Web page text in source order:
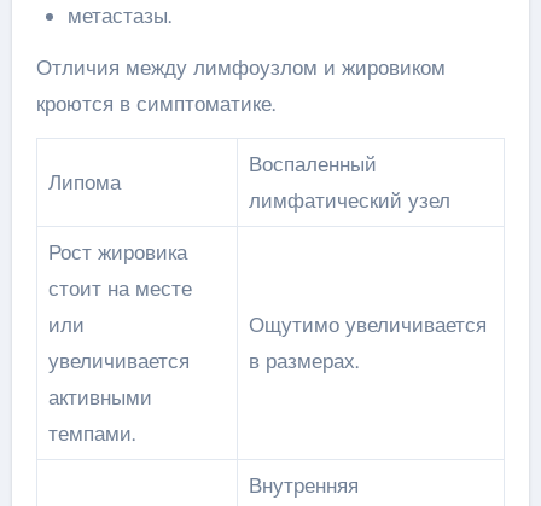
метастазы.
Отличия между лимфоузлом и жировиком
кроются в симптоматике.
Липома
Воспаленный
лимфатический узел
Рост жировика
стоит на месте
или
увеличивается
активными
темпами.
Ощутимо увеличивается
в размерах.
Внутренняя